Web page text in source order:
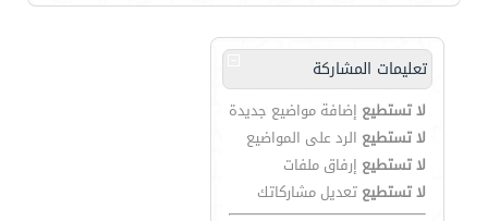
تعليمات المشاركة
لا تستطيع إضافة مواضيع جديدة
لا تستطيع الرد على المواضيع
لا تستطيع إرفاق ملفات
لا تستطيع تعديل مشاركاتك